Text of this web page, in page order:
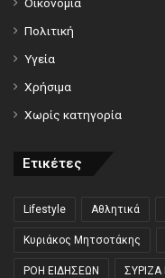
Πολιτική
Υγεία
Χρήσιμα
Χωρίς κατηγορία
Ετικέτες
Lifestyle Αθλητικά
Κυριάκος Μητσοτάκης
ΡΟΗ ΕΙΔΗΣΕΩΝ ΣΥΡΙΖΑ